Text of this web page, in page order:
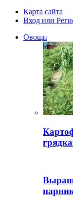
Карта сайта
Вход или
Овощи